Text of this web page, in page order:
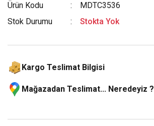
Ürün Kodu
MDTC3536
Stok Durumu
Stokta Yok
Kargo Teslimat Bilgisi
Mağazadan Teslimat... Neredeyiz ?